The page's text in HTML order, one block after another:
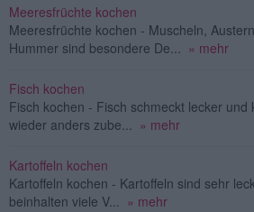
Meeresfrüchte kochen
Meeresfrüchte kochen - Muscheln,
Hummer sind besondere De... » mehr
Fisch kochen
Fisch kochen - Fisch schmeckt lecker und
wieder anders zube... » mehr
Kartoffeln kochen
Kartoffeln kochen - Kartoffeln sind sehr
beinhalten viele V... » mehr